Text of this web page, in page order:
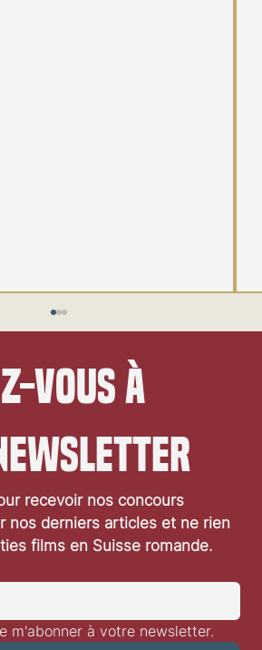
vous à
recevoir nos concours
nos derniers articles et ne rien
films en Suisse romande.
m'abonner à votre newsletter.